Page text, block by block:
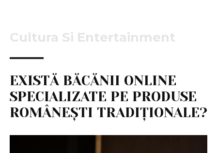
Cultura Si Entertainment
EXISTĂ BĂCĂNII ONLINE
SPECIALIZATE PE PRODUSE
ROMÂNEȘTI TRADIȚIONALE?